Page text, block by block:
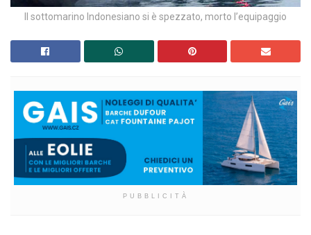
Il sottomarino Indonesiano si è spezzato, morto l’equipaggio
PUBBLICITÀ